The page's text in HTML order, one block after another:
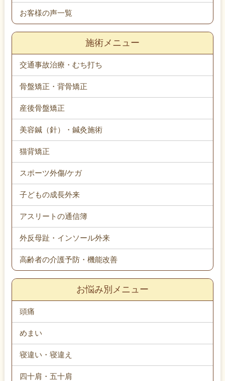
お客様の声一覧
施術メニュー
交通事故治療・むち打ち
骨盤矯正・背骨矯正
産後骨盤矯正
美容鍼（針）・鍼灸施術
猫背矯正
スポーツ外傷/ケガ
子どもの成長外来
アスリートの通信簿
外反母趾・インソール外来
高齢者の介護予防・機能改善
お悩み別メニュー
頭痛
めまい
寝違い・寝違え
四十肩・五十肩